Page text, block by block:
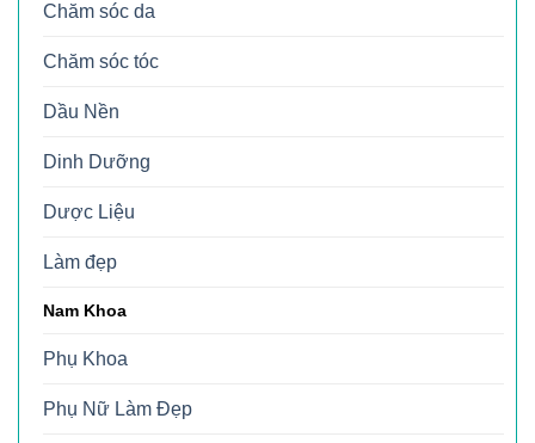
Chăm sóc da
Chăm sóc tóc
Dầu Nền
Dinh Dưỡng
Dược Liệu
Làm đẹp
Nam Khoa
Phụ Khoa
Phụ Nữ Làm Đẹp